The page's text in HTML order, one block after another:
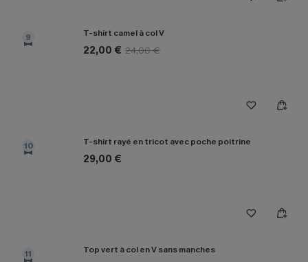
9 T-shirt camel à col V
22,00 € 24,00 €
10 T-shirt rayé en tricot avec poche poitrine
29,00 €
11 Top vert à col en V sans manches